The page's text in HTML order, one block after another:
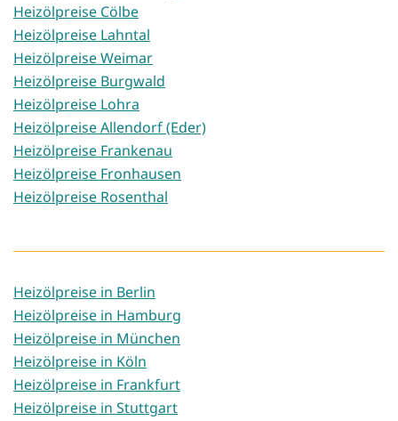
Heizölpreise Cölbe
Heizölpreise Lahntal
Heizölpreise Weimar
Heizölpreise Burgwald
Heizölpreise Lohra
Heizölpreise Allendorf (Eder)
Heizölpreise Frankenau
Heizölpreise Fronhausen
Heizölpreise Rosenthal
Heizölpreise in Berlin
Heizölpreise in Hamburg
Heizölpreise in München
Heizölpreise in Köln
Heizölpreise in Frankfurt
Heizölpreise in Stuttgart